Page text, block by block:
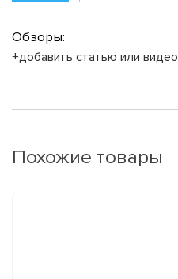
Обзоры:
+добавить статью или видео
Похожие товары